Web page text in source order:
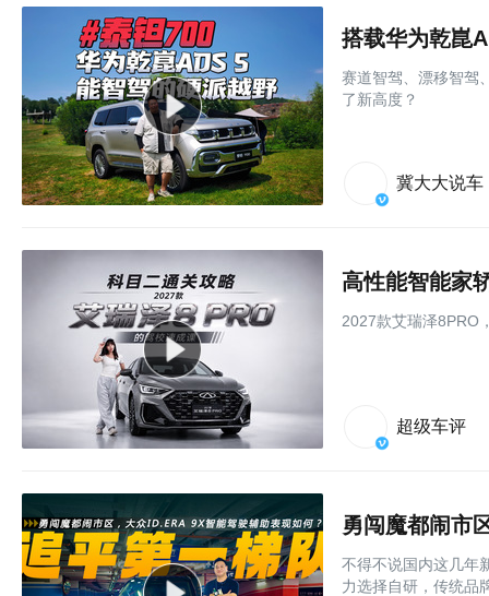
搭载华为乾崑
赛道智驾、漂移智驾
了新高度？
冀大大说车
2027款艾瑞泽8PRO
超级车评
勇闯魔都闹市
不得不说国内这几年
力选择自研，传统品